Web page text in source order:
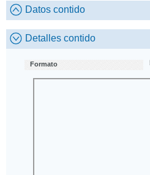
Datos contido
Detalles contido
Formato